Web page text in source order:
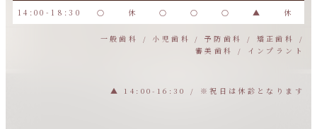
14:00-18:30 ○ 休 ○ ○ ○ ▲ 休
一般歯科 / 小児歯科 / 予防歯科 / 矯正歯科 /
審美歯科 / インプラント
▲ 14:00-16:30 / ※祝日は休診となります